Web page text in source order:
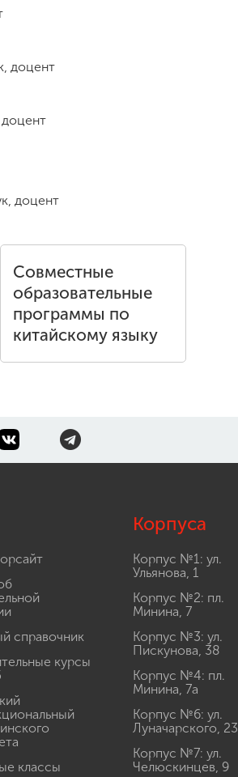
доцент
доцент
доцент
Совместные
образовательные
программы по
китайскому языку
справочник
курсы
классы
Корпуса
Корпус №1: ул.
Ульянова, 1
Корпус №2: пл.
Минина, 7
Корпус №3: ул.
Пискунова, 38
Корпус №4: пл.
Минина, 7а
Корпус №6: ул.
Луначарского, 23
Корпус №7: ул.
Челюскинцев, 9